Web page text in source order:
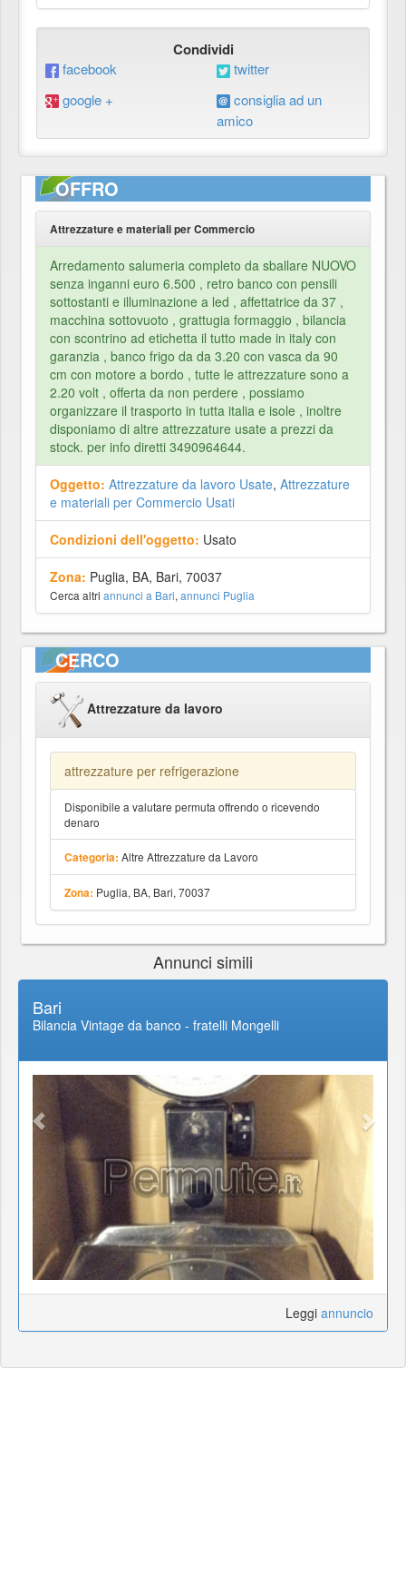
Condividi
facebook
twitter
google +
consiglia ad un
amico
OFFRO
Attrezzature e materiali per Commercio
Arredamento salumeria completo da sballare NUOVO
senza inganni euro 6.500 , retro banco con pensili
sottostanti e illuminazione a led , affettatrice da 37 ,
macchina sottovuoto , grattugia formaggio , bilancia
con scontrino ad etichetta il tutto made in italy con
garanzia , banco frigo da da 3.20 con vasca da 90
cm con motore a bordo , tutte le attrezzature sono a
2.20 volt , offerta da non perdere , possiamo
organizzare il trasporto in tutta italia e isole , inoltre
disponiamo di altre attrezzature usate a prezzi da
stock. per info diretti 3490964644.
Oggetto: Attrezzature da lavoro Usate, Attrezzature
e materiali per Commercio Usati
Condizioni dell'oggetto: Usato
Zona: Puglia, BA, Bari, 70037
Cerca altri annunci a Bari, annunci Puglia
CERCO
Attrezzature da lavoro
attrezzature per refrigerazione
Disponibile a valutare permuta offrendo o ricevendo
denaro
Categoria: Altre Attrezzature da Lavoro
Zona: Puglia, BA, Bari, 70037
Annunci simili
Bari
Bilancia Vintage da banco - fratelli Mongelli
Leggi annuncio